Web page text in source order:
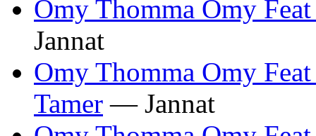
Omy Thomma Omy
Jannat
Omy Thomma Omy
Tamer — Jannat